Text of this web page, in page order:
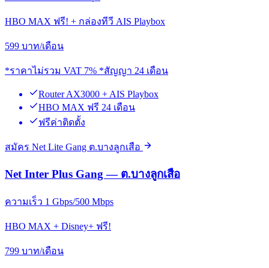
HBO MAX ฟรี! + กล่องทีวี AIS Playbox
599 บาท/เดือน
*ราคาไม่รวม VAT 7% *สัญญา 24 เดือน
Router AX3000 + AIS Playbox
HBO MAX ฟรี 24 เดือน
ฟรีค่าติดตั้ง
สมัคร Net Lite Gang ต.บางลูกเสือ
Net Inter Plus Gang — ต.บางลูกเสือ
ความเร็ว 1 Gbps/500 Mbps
HBO MAX + Disney+ ฟรี!
799 บาท/เดือน